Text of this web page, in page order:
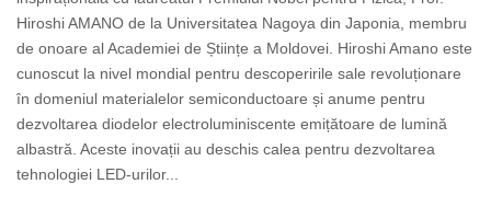
Hiroshi AMANO de la Universitatea Nagoya din Japonia, membru
de onoare al Academiei de Științe a Moldovei. Hiroshi Amano este
cunoscut la nivel mondial pentru descoperirile sale revoluționare
în domeniul materialelor semiconductoare și anume pentru
dezvoltarea diodelor electroluminiscente emițătoare de lumină
albastră. Aceste inovații au deschis calea pentru dezvoltarea
tehnologiei LED-urilor...